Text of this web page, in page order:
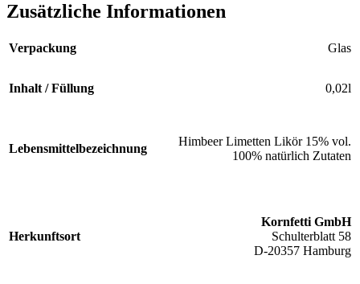
Zusätzliche Informationen
Verpackung Glas
Inhalt / Füllung 0,02l
Lebensmittelbezeichnung
Himbeer Limetten Likör 15% vol.
100% natürlich Zutaten
Herkunftsort
Kornfetti GmbH
Schulterblatt 58
D-20357 Hamburg